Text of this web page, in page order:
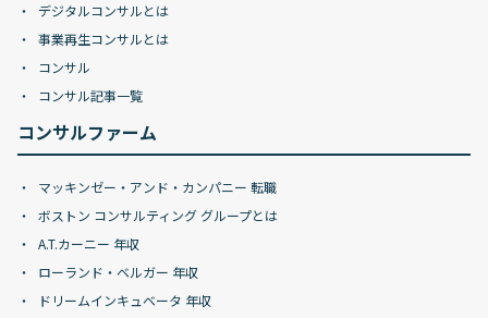
デジタルコンサルとは
事業再生コンサルとは
コンサル
コンサル記事一覧
コンサルファーム
マッキンゼー・アンド・カンパニー 転職
ボストン コンサルティング グループとは
A.T.カーニー 年収
ローランド・ベルガー 年収
ドリームインキュベータ 年収